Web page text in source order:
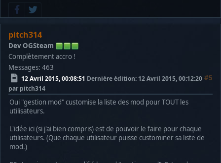
pitch314
Dev OGSteam
Complètement accro !
Messages: 463
12 Avril 2015, 00:08:51 #5
Dernière édition: 12 Avril 2015, 00:12:20
par pitch314
Oui "gestion mod" customise la liste des mod pour TOUT les
utilisateurs.
L'idée ici (si j'ai bien compris) est de pouvoir le faire pour chaque
utilisateurs. (Que chaque utilisateur puisse custominer sa liste de
mod.)